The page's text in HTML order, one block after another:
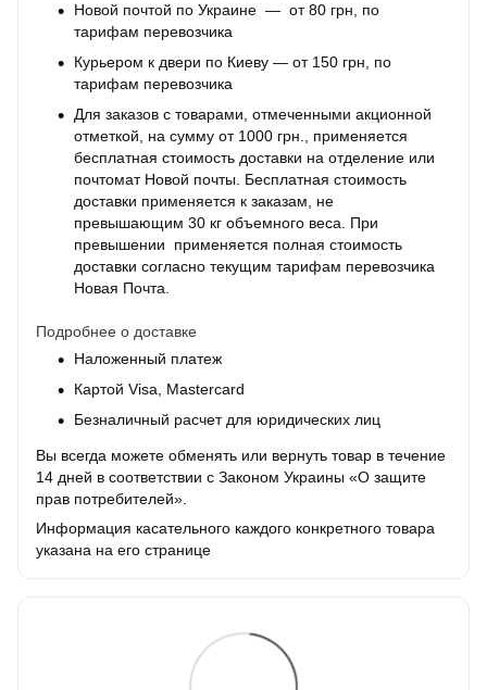
Новой почтой по Украине — от 80 грн, по
тарифам перевозчика
Курьером к двери по Киеву — от 150 грн, по
тарифам перевозчика
Для заказов с товарами, отмеченными акционной
отметкой, на сумму от 1000 грн., применяется
бесплатная стоимость доставки на отделение или
почтомат Новой почты. Бесплатная стоимость
доставки применяется к заказам, не
превышающим 30 кг объемного веса. При
превышении применяется полная стоимость
доставки согласно текущим тарифам перевозчика
Новая Почта.
Подробнее о доставке
Наложенный платеж
Картой Visa, Mastercard
Безналичный расчет для юридических лиц
Вы всегда можете обменять или вернуть товар в течение
14 дней в соответствии с Законом Украины «О защите
прав потребителей».
Информация касательного каждого конкретного товара
указана на его странице